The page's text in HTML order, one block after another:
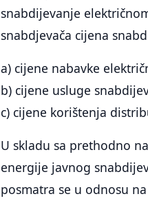
snabdijevanje
snabdjevača cijena
a) cijene nabavke
b) cijene usluge
c) cijene korištenja
U skladu sa prethodno
energije javnog
posmatra se u odnosu